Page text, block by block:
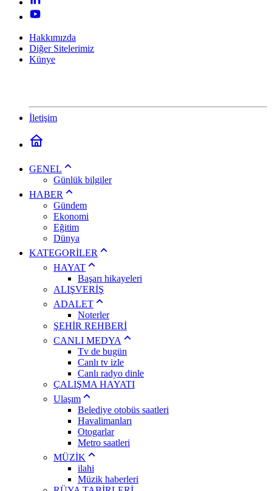
Hakkımızda
Diğer Sitelerimiz
Künye
İletişim
GENEL
Günlük bilgiler
HABER
Gündem
Ekonomi
Eğitim
Dünya
KATEGORİLER
HAYAT
Başarı hikayeleri
ALIŞVERİŞ
ADALET
Noterler
ŞEHİR REHBERİ
CANLI MEDYA
Tv de bugün
Canlı tv izle
Canlı radyo dinle
ÇALIŞMA HAYATI
Ulaşım
Belediye otobüs saatleri
Havalimanları
Otogarlar
Metro saatleri
MÜZİK
ilahi
Müzik haberleri